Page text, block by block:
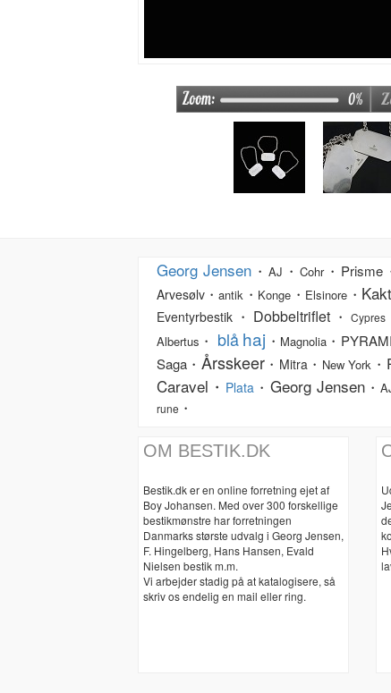
Georg Jensen ・AJ ・Cohr・Prisme
Arvesølv・antik ・ Konge ・ Elsinore ・
Eventyrbestik・ Dobbeltriflet・Cypres
Albertus ・ blå haj ・ Magnolia ・
Saga・ Årsskeer・ Mitra ・ New York ・
Caravel・ Plata ・ Georg Jensen・
rune ・
OM BESTIK.DK
Bestik.dk er en online forretning ejet af
Boy Johansen. Med over 300 forskellige
bestikmønstre har forretningen
Danmarks største udvalg i Georg Jensen,
F. Hingelberg, Hans Hansen, Evald
Nielsen bestik m.m.
Vi arbejder stadig på at katalogisere, så
skriv os endelig en mail eller ring.